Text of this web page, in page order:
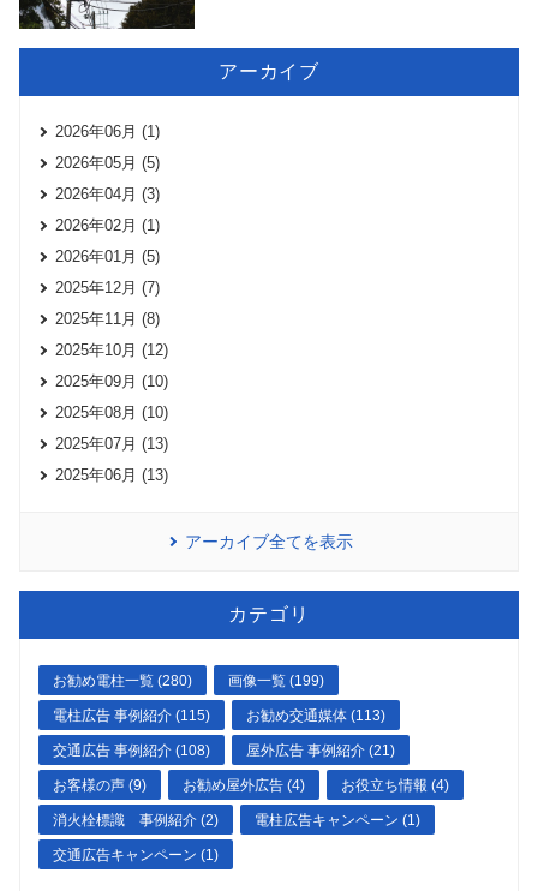
アーカイブ
2026年06月 (1)
2026年05月 (5)
2026年04月 (3)
2026年02月 (1)
2026年01月 (5)
2025年12月 (7)
2025年11月 (8)
2025年10月 (12)
2025年09月 (10)
2025年08月 (10)
2025年07月 (13)
2025年06月 (13)
アーカイブ全てを表示
カテゴリ
お勧め電柱一覧 (280) 画像一覧 (199)
電柱広告 事例紹介 (115) お勧め交通媒体 (113)
交通広告 事例紹介 (108) 屋外広告 事例紹介 (21)
お客様の声 (9) お勧め屋外広告 (4) お役立ち情報 (4)
消火栓標識 事例紹介 (2) 電柱広告キャンペーン (1)
交通広告キャンペーン (1)